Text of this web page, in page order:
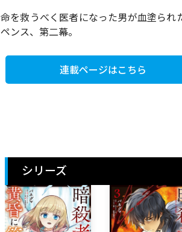
命を救うべく医者になった男が血塗ら
ペンス、第二幕。
連載ページはこちら
シリーズ